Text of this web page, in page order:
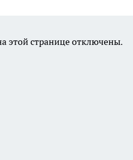
этой странице отключены.